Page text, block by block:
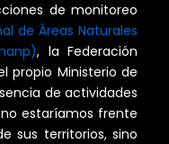
de monitoreo
de Áreas Naturales
, la Federación
propio Ministerio de
de actividades
estaríamos frente
sus territorios, sino